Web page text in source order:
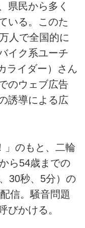
県民から多く
いる。このた
人で全国的に
イク系ユーチ
ライダー）さん
のウェブ広告
誘導による広
」のもと、二輪
ら54歳までの
30秒、5分）の
信。騒音問題
びかける。